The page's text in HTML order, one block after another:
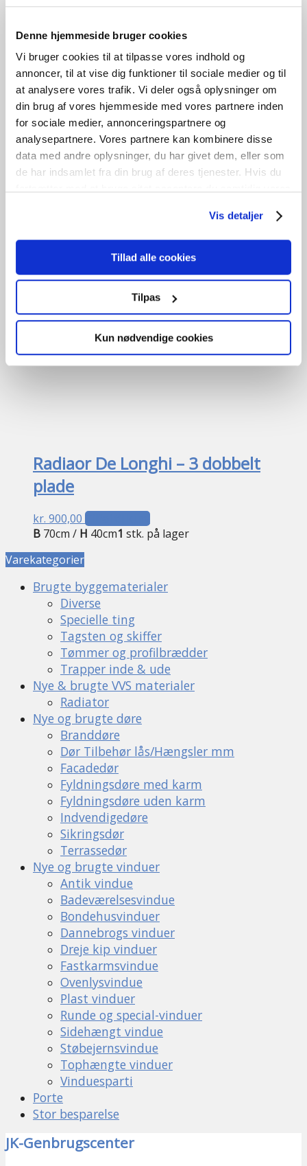
Denne hjemmeside bruger cookies
Vi bruger cookies til at tilpasse vores indhold og
annoncer, til at vise dig funktioner til sociale medier og til
at analysere vores trafik. Vi deler også oplysninger om
din brug af vores hjemmeside med vores partnere inden
for sociale medier, annonceringspartnere og
analysepartnere. Vores partnere kan kombinere disse
data med andre oplysninger, du har givet dem, eller som
de har indsamlet fra din brug af deres tjenester. Hvis du
Vis detaljer
Tillad alle cookies
Tilpas
Kun nødvendige cookies
Radiator De Longhi
kr.1.200,00 Den oprindelige pris var:
kr. 1.200,00.kr.800,00Den aktuelle pris er: kr. 800,00.
Tilføj til kurv
B60cm /H40cm1stk. på lager
UBRUGT
Radiator – Rio
Tilføj til kurv
stk. på lager
UBRUGT
Radiaor De Longhi – 3 dobbelt
plade
kr. 900,00 Tilføj til kurv
B 70cm / H 40cm1 stk. på lager
Varekategorier
Brugte byggematerialer
Diverse
Specielle ting
Tagsten og skiffer
Tømmer og profilbrædder
Trapper inde & ude
Nye & brugte VVS materialer
Radiator
Nye og brugte døre
Branddøre
Dør Tilbehør lås/Hængsler mm
Facadedør
Fyldningsdøre med karm
Fyldningsdøre uden karm
Indvendigedøre
Sikringsdør
Terrassedør
Nye og brugte vinduer
Antik vindue
Badeværelsesvindue
Bondehusvinduer
Dannebrogs vinduer
Dreje kip vinduer
Fastkarmsvindue
Ovenlysvindue
Plast vinduer
Runde og special-vinduer
Sidehængt vindue
Støbejernsvindue
Tophængte vinduer
Vinduesparti
Porte
Stor besparelse
JK-Genbrugscenter